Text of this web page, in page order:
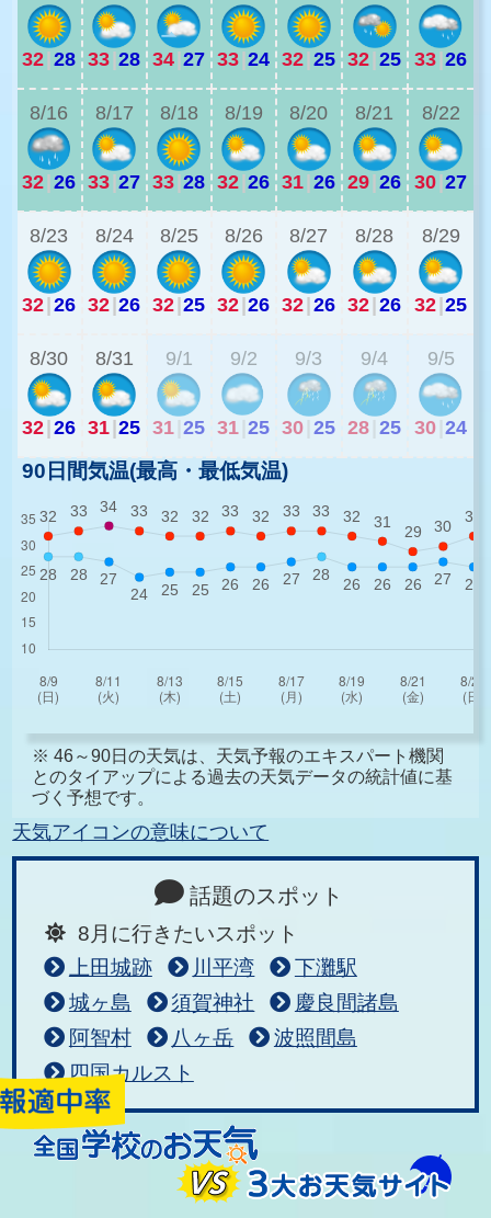
32|28 33|28 34|27 33|24 32|25 32|25 33|26
8/16
32|26
8/17
33|27
8/18
33|28
8/19
32|26
8/20
31|26
8/21
29|26
8/22
30|27
8/23
32|26
8/24
32|26
8/25
32|25
8/26
32|26
8/27
32|26
8/28
32|26
8/29
32|25
8/30
32|26
8/31
31|25
9/1
31 25
9/2
31 25
9/3
30 25
9/4
28 25
9/5
30 24
90日間気温(最高・最低気温)
※ 46～90日の天気は、天気予報のエキスパート機関
とのタイアップによる過去の天気データの統計値に基
づく予想です。
天気アイコンの意味について
話題のスポット
8月に行きたいスポット
上田城跡
川平湾
下灘駅
城ヶ島
須賀神社
慶良間諸島
阿智村
八ヶ岳
波照間島
四国カルスト